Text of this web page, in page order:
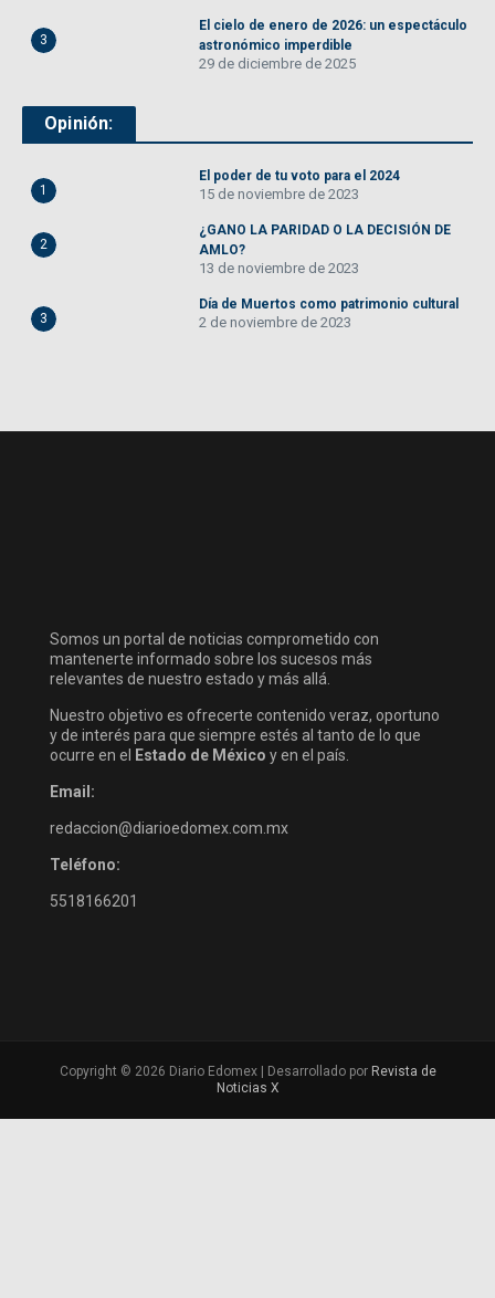
3
El cielo de enero de 2026: un espectáculo
astronómico imperdible
29 de diciembre de 2025
Opinión:
1
El poder de tu voto para el 2024
15 de noviembre de 2023
2
¿GANO LA PARIDAD O LA DECISIÓN DE
AMLO?
13 de noviembre de 2023
3
Día de Muertos como patrimonio cultural
2 de noviembre de 2023
Somos un portal de noticias comprometido con
mantenerte informado sobre los sucesos más
relevantes de nuestro estado y más allá.
Nuestro objetivo es ofrecerte contenido veraz, oportuno
y de interés para que siempre estés al tanto de lo que
ocurre en el
Estado de México y en el país.
Email:
redaccion@diarioedomex.com.mx
Teléfono:
5518166201
Copyright © 2026 Diario Edomex | Desarrollado por Revista de
Noticias X